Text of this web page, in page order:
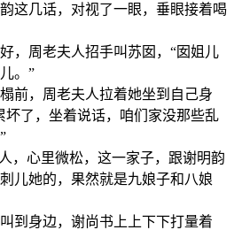
这几话，对视了一眼，垂眼接着喝
，周老夫人招手叫苏囡，“囡姐儿
。”
前，周老夫人拉着她坐到自己身
坏了，坐着说话，咱们家没那些乱
，心里微松，这一家子，跟谢明韵
儿她的，果然就是九娘子和八娘
到身边，谢尚书上上下下打量着